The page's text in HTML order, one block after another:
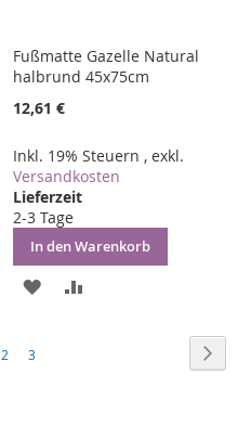
Fußmatte Gazelle Natural
halbrund 45x75cm
12,61 €
Inkl. 19% Steuern ,exkl.
Versandkosten
Lieferzeit
2-3 Tage
In den Warenkorb
ZUR
Seite
Seite
2 Seite
3